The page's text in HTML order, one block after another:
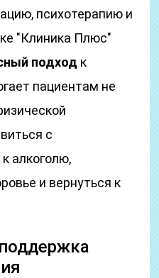
психотерапию и
"Клиника Плюс"
подход к
пациентам не
с
алкоголю,
и вернуться к